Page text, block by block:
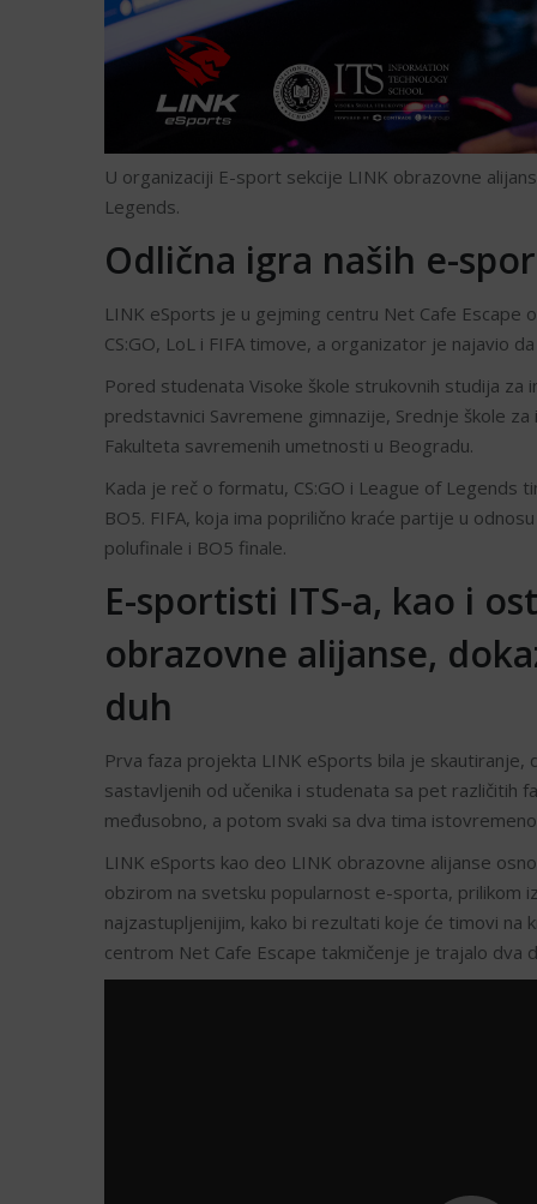
U organizaciji E-sport sekcije LINK obrazovne
Legends.
Odlična igra naših e-
LINK eSports je u gejming centru Net Cafe Escape
CS:GO, LoL i FIFA timove, a organizator je najavio
Pored studenata Visoke škole strukovnih studija za
predstavnici Savremene gimnazije, Srednje škole
Fakulteta savremenih umetnosti u Beogradu.
Kada je reč o formatu, CS:GO i League of Legends
BO5. FIFA, koja ima poprilično kraće partije u
polufinale i BO5 finale.
E-sportisti ITS-a, kao i
obrazovne alijanse,
duh
Prva faza projekta LINK eSports bila je
sastavljenih od učenika i studenata sa pet različitih
međusobno, a potom svaki sa dva tima
LINK eSports kao deo LINK obrazovne alijanse
obzirom na svetsku popularnost e-sporta, prilikom
najzastupljenijim, kako bi rezultati koje će timovi
centrom Net Cafe Escape takmičenje je trajalo dva